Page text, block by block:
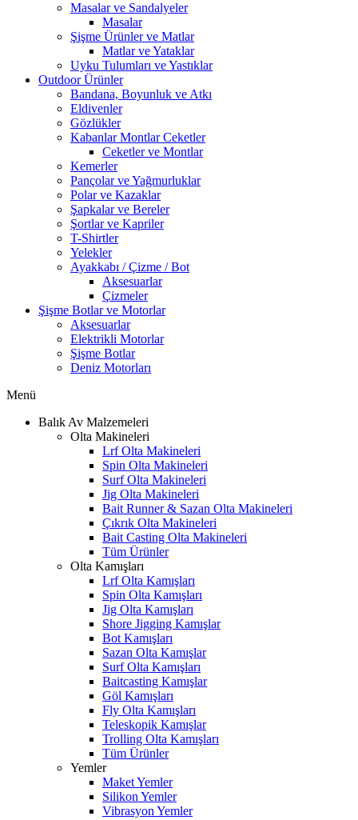
Masalar ve Sandalyeler
Masalar
Şişme Ürünler ve Matlar
Matlar ve Yataklar
Uyku Tulumları ve Yastıklar
Outdoor Ürünler
Bandana, Boyunluk ve Atkı
Eldivenler
Gözlükler
Kabanlar Montlar Ceketler
Ceketler ve Montlar
Kemerler
Pançolar ve Yağmurluklar
Polar ve Kazaklar
Şapkalar ve Bereler
Şortlar ve Kapriler
T-Shirtler
Yelekler
Ayakkabı / Çizme / Bot
Aksesuarlar
Çizmeler
Şişme Botlar ve Motorlar
Aksesuarlar
Elektrikli Motorlar
Şişme Botlar
Deniz Motorları
Menü
Balık Av Malzemeleri
Olta Makineleri
Lrf Olta Makineleri
Spin Olta Makineleri
Surf Olta Makineleri
Jig Olta Makineleri
Bait Runner & Sazan Olta Makineleri
Çıkrık Olta Makineleri
Bait Casting Olta Makineleri
Tüm Ürünler
Olta Kamışları
Lrf Olta Kamışları
Spin Olta Kamışları
Jig Olta Kamışları
Shore Jigging Kamışlar
Bot Kamışları
Sazan Olta Kamışlar
Surf Olta Kamışları
Baitcasting Kamışlar
Göl Kamışları
Fly Olta Kamışları
Teleskopik Kamışlar
Trolling Olta Kamışları
Tüm Ürünler
Yemler
Maket Yemler
Silikon Yemler
Vibrasyon Yemler